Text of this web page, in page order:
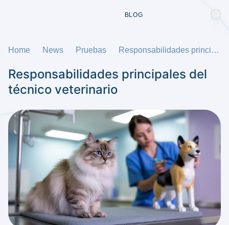
BLOG
Home News Pruebas Responsabilidades principales del técnico veterinario
Responsabilidades principales del
técnico veterinario